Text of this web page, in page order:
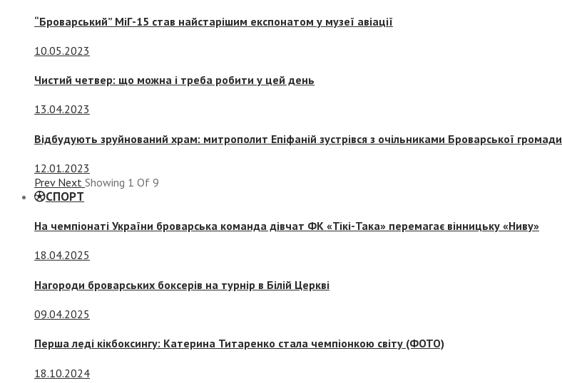
“Броварський” МіГ-15 став найстарішим експонатом у музеї авіації
10.05.2023
Чистий четвер: що можна і треба робити у цей день
13.04.2023
Відбудують зруйнований храм: митрополит Епіфаній зустрівся з очільниками Броварської громади
12.01.2023
Prev Next Showing 1 Of 9
СПОРТ
На чемпіонаті України броварська команда дівчат ФК «Тікі-Така» перемагає вінницьку «Ниву»
18.04.2025
Нагороди броварських боксерів на турнір в Білій Церкві
09.04.2025
Перша леді кікбоксингу: Катерина Титаренко стала чемпіонкою світу (ФОТО)
18.10.2024